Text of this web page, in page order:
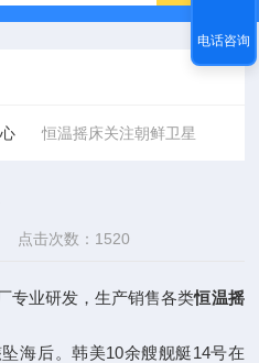
恒温摇床关注朝鲜卫星
点击次数：1520
业研发，生产销售各类恒温摇
海后。韩美10余艘舰艇14号在
电话咨询